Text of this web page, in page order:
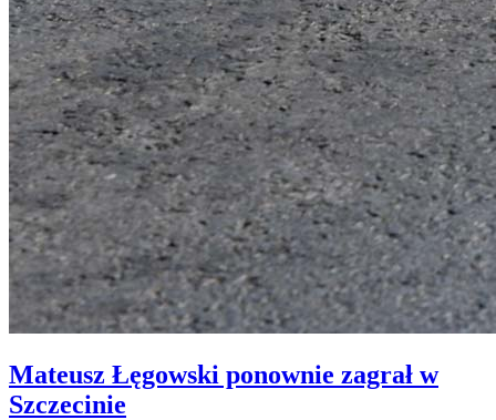
Mateusz Łęgowski ponownie zagrał w
Szczecinie